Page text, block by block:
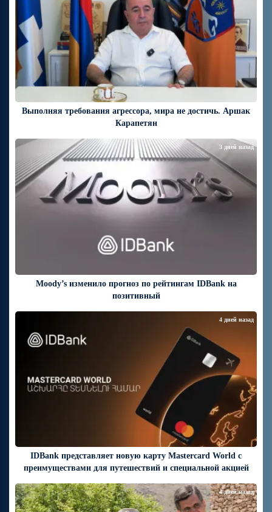
Выполняя требования агрессора, мира не достичь. Аршак
Карапетян
Moody’s изменило прогноз по рейтингам IDBank на
позитивный
3 дней назад
IDBank представляет новую карту Mastercard World с
преимуществами для путешествий и специальной акцией
4 дней назад
4 дней назад